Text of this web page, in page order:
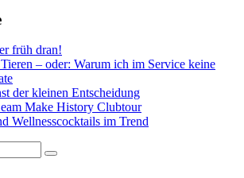
früh dran!
– oder: Warum ich im Service keine
der kleinen Entscheidung
Make History Clubtour
Wellnesscocktails im Trend